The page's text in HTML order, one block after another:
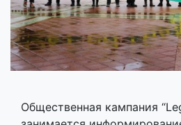
Общественная кампания